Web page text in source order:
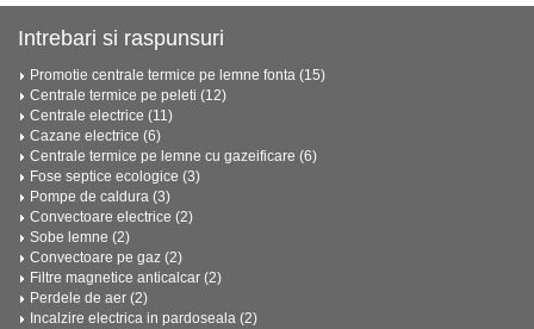
Intrebari si raspunsuri
Promotie centrale termice pe lemne fonta (15)
Centrale termice pe peleti (12)
Centrale electrice (11)
Cazane electrice (6)
Centrale termice pe lemne cu gazeificare (6)
Fose septice ecologice (3)
Pompe de caldura (3)
Convectoare electrice (2)
Sobe lemne (2)
Convectoare pe gaz (2)
Filtre magnetice anticalcar (2)
Perdele de aer (2)
Incalzire electrica in pardoseala (2)